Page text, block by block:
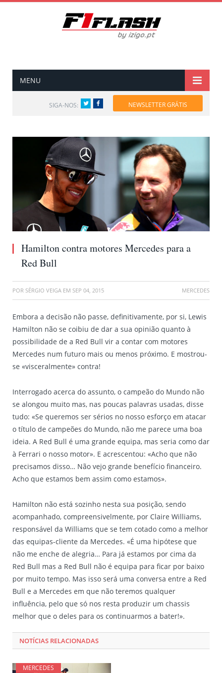
MENU
SIGA-NOS: TwitterFacebook NEWSLETTER GRÁTIS
Hamilton contra motores Mercedes para a
Red Bull
POR SÉRGIO VEIGA EM SEP 04, 2015 MERCEDES
Embora a decisão não passe, definitivamente, por si, Lewis
Hamilton não se coibiu de dar a sua opinião quanto à
possibilidade de a Red Bull vir a contar com motores
Mercedes num futuro mais ou menos próximo. E mostrou-
se «visceralmente» contra!
Interrogado acerca do assunto, o campeão do Mundo não
se alongou muito mas, nas poucas palavras usadas, disse
tudo: «Se queremos ser sérios no nosso esforço em atacar
o título de campeões do Mundo, não me parece uma boa
ideia. A Red Bull é uma grande equipa, mas seria como dar
à Ferrari o nosso motor». E acrescentou: «Acho que não
precisamos disso… Não vejo grande benefício financeiro.
Acho que estamos bem assim como estamos».
Hamilton não está sozinho nesta sua posição, sendo
acompanhado, compreensivelmente, por Claire Williams,
responsável da Williams que se tem cotado como a melhor
das equipas-cliente da Mercedes. «É uma hipótese que
não me enche de alegria… Para já estamos por cima da
Red Bull mas a Red Bull não é equipa para ficar por baixo
por muito tempo. Mas isso será uma conversa entre a Red
Bull e a Mercedes em que não teremos qualquer
influência, pelo que só nos resta produzir um chassis
melhor que o deles para os continuarmos a bater!».
NOTÍCIAS RELACIONADAS
MERCEDES